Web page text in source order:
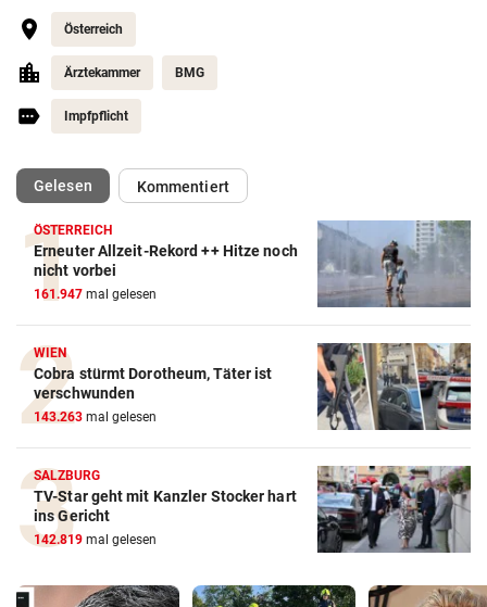
Österreich
Ärztekammer BMG
Impfpflicht
Gelesen(ausgewählt)Kommentiert
ÖSTERREICH
Erneuter Allzeit-Rekord ++ Hitze noch
nicht vorbei
161.947 mal gelesen
WIEN
Cobra stürmt Dorotheum, Täter ist
verschwunden
143.263 mal gelesen
SALZBURG
TV-Star geht mit Kanzler Stocker hart
ins Gericht
142.819 mal gelesen